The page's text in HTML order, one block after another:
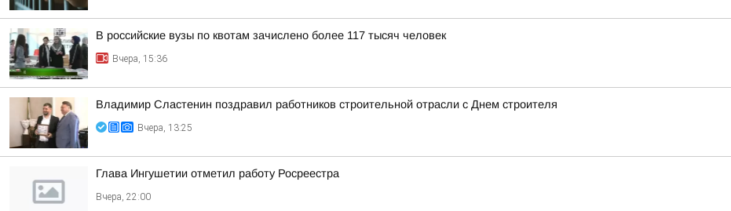
В российские вузы по квотам зачислено более 117 тысяч человек
Вчера, 15:36
Владимир Сластенин поздравил работников строительной отрасли с Днем строителя
Вчера, 13:25
Глава Ингушетии отметил работу Росреестра
Вчера, 22:00